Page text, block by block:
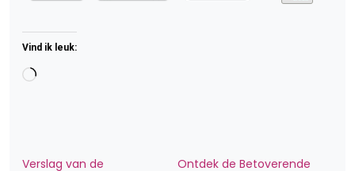
Vind ik leuk:
Aan
Verslag van de Ontdek de Betoverende